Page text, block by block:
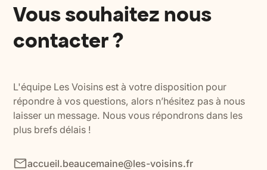
Vous souhaitez nous
contacter ?
L'équipe Les Voisins est à votre disposition pour
répondre à vos questions, alors n’hésitez pas à nous
laisser un message. Nous vous répondrons dans les
plus brefs délais !
accueil.beaucemaine@les-voisins.fr